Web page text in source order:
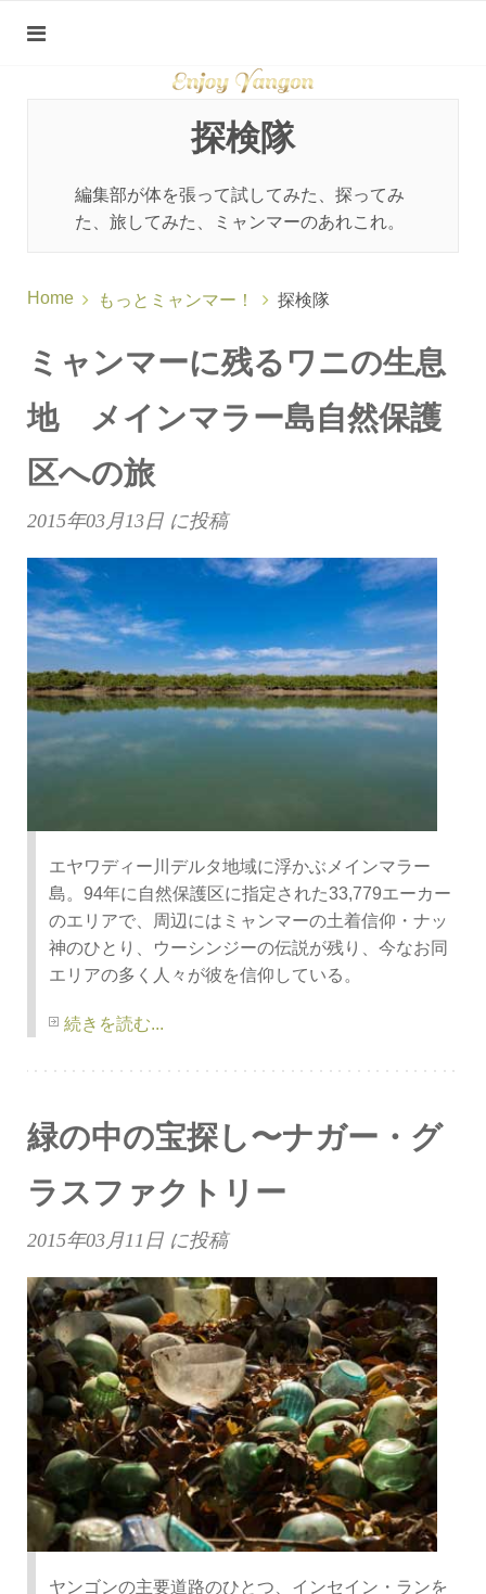
探検隊
編集部が体を張って試してみた、探ってみ
た、旅してみた、ミャンマーのあれこれ。
Home もっとミャンマー！ 探検隊
ミャンマーに残るワニの生息
地 メインマラー島自然保護
区への旅
2015年03月13日 に投稿
エヤワディー川デルタ地域に浮かぶメインマラー
島。94年に自然保護区に指定された33,779エーカー
のエリアで、周辺にはミャンマーの土着信仰・ナッ
神のひとり、ウーシンジーの伝説が残り、今なお同
エリアの多く人々が彼を信仰している。
続きを読む...
緑の中の宝探し〜ナガー・グ
ラスファクトリー
2015年03月11日 に投稿
ヤンゴンの主要道路のひとつ、インセイン・ランを